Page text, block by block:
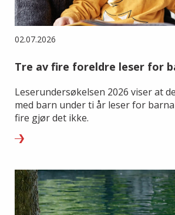
02.07.2026
Tre av fire foreldre leser for
Leserundersøkelsen 2026 viser at
med barn under ti år leser for
fire gjør det ikke.